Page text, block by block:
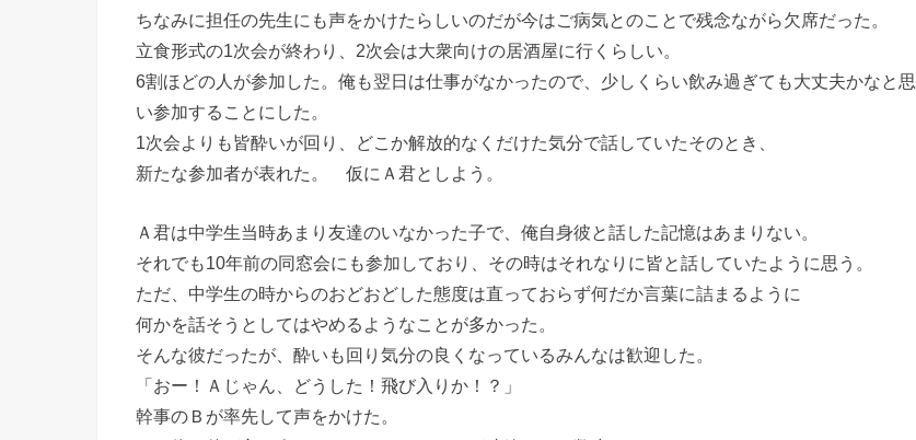
ちなみに担任の先生にも声をかけたらしいのだが今はご病気とのことで残念ながら欠席だった。
立食形式の1次会が終わり、2次会は大衆向けの居酒屋に行くらしい。
6割ほどの人が参加した。俺も翌日は仕事がなかったので、少しくらい飲み過ぎても大丈夫かなと思
い参加することにした。
1次会よりも皆酔いが回り、どこか解放的なくだけた気分で話していたそのとき、
新たな参加者が表れた。 仮にＡ君としよう。
Ａ君は中学生当時あまり友達のいなかった子で、俺自身彼と話した記憶はあまりない。
それでも10年前の同窓会にも参加しており、その時はそれなりに皆と話していたように思う。
ただ、中学生の時からのおどおどした態度は直っておらず何だか言葉に詰まるように
何かを話そうとしてはやめるようなことが多かった。
そんな彼だったが、酔いも回り気分の良くなっているみんなは歓迎した。
「おー！Ａじゃん、どうした！飛び入りか！？」
幹事のＢが率先して声をかけた。